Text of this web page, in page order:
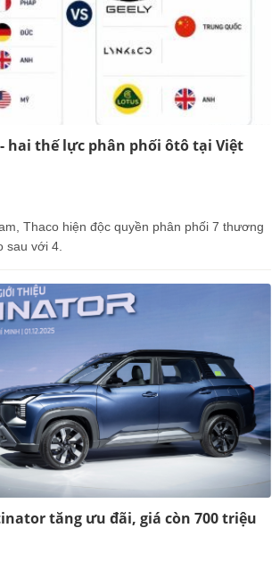
- hai thế lực phân phối ôtô tại Việt
Thaco hiện độc quyền phân phối 7 thương
sau với 4.
tăng ưu đãi, giá còn 700 triệu